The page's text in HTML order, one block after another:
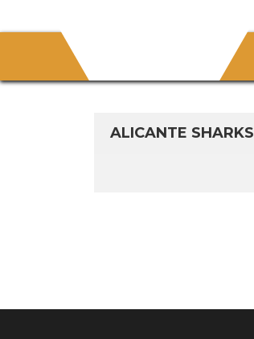
ALICANTE SHARKS